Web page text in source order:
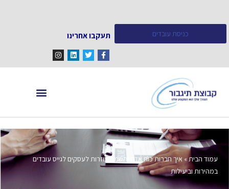
כניסת עובדים תעקבו אחרינו
עמוד הבית» איך חברות כוח אדם והשמה עוזרות לעסקים לגייס עובדים
במהירות וביעילות